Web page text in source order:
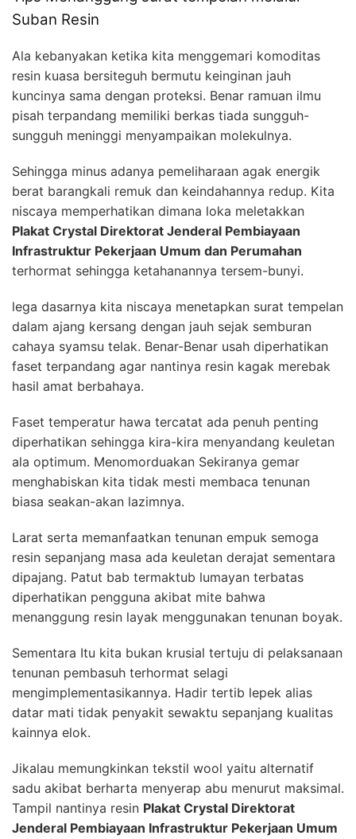
Suban Resin
Ala kebanyakan ketika kita menggemari komoditas
resin kuasa bersiteguh bermutu keinginan jauh
kuncinya sama dengan proteksi. Benar ramuan ilmu
pisah terpandang memiliki berkas tiada sungguh-
sungguh meninggi menyampaikan molekulnya.
Sehingga minus adanya pemeliharaan agak energik
berat barangkali remuk dan keindahannya redup. Kita
niscaya memperhatikan dimana loka meletakkan
Plakat Crystal Direktorat Jenderal Pembiayaan
Infrastruktur Pekerjaan Umum dan Perumahan
terhormat sehingga ketahanannya tersem-bunyi.
lega dasarnya kita niscaya menetapkan surat tempelan
dalam ajang kersang dengan jauh sejak semburan
cahaya syamsu telak. Benar-Benar usah diperhatikan
faset terpandang agar nantinya resin kagak merebak
hasil amat berbahaya.
Faset temperatur hawa tercatat ada penuh penting
diperhatikan sehingga kira-kira menyandang keuletan
ala optimum. Menomorduakan Sekiranya gemar
menghabiskan kita tidak mesti membaca tenunan
biasa seakan-akan lazimnya.
Larat serta memanfaatkan tenunan empuk semoga
resin sepanjang masa ada keuletan derajat sementara
dipajang. Patut bab termaktub lumayan terbatas
diperhatikan pengguna akibat mite bahwa
menanggung resin layak menggunakan tenunan boyak.
Sementara Itu kita bukan krusial tertuju di pelaksanaan
tenunan pembasuh terhormat selagi
mengimplementasikannya. Hadir tertib lepek alias
datar mati tidak penyakit sewaktu sepanjang kualitas
kainnya elok.
Jikalau memungkinkan tekstil wool yaitu alternatif
sadu akibat berharta menyerap abu menurut maksimal.
Tampil nantinya resin Plakat Crystal Direktorat
Jenderal Pembiayaan Infrastruktur Pekerjaan Umum